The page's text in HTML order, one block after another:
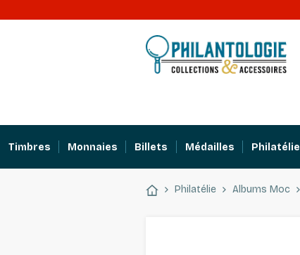
Timbres Monnaies Billets Médailles Philatélie
Philatélie Albums Moc